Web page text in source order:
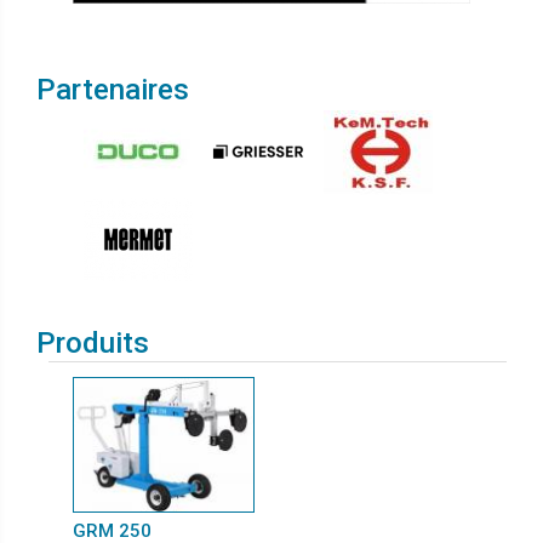
résistantes aux chocs, hygiéniques… les
portes industrielles et rideaux métalliques
répondent aux fortes exigences d’un
marché nécessitant des solutions
sécurisantes à hautes performances.
Portails, clôtures, aménagements
paysagers, la carte de la
personnalisation !
Portails, clôtures, aménagements
paysagers, la carte de la personnalisation !
Partenaires
Produits
GRM 250